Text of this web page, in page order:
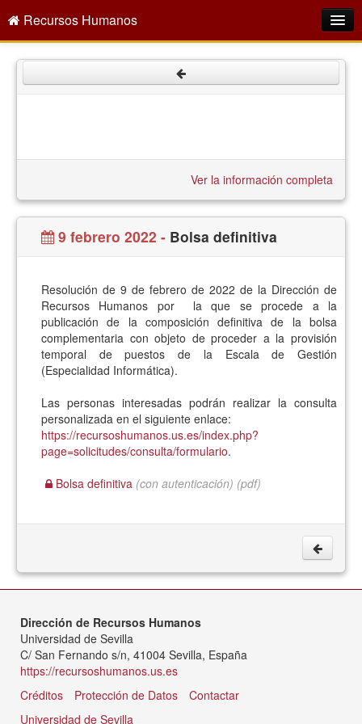
Recursos Humanos
Directorio
Buscar
Ver la información completa
9 febrero 2022 - Bolsa definitiva
Resolución de 9 de febrero de 2022 de la Dirección de
Recursos Humanos por la que se procede a la
publicación de la composición definitiva de la bolsa
complementaria con objeto de proceder a la provisión
temporal de puestos de la Escala de Gestión
(Especialidad Informática).
Las personas interesadas podrán realizar la consulta
personalizada en el siguiente enlace:
https://recursoshumanos.us.es/index.php?
page=solicitudes/consulta/formulario.
Bolsa definitiva (con autenticación) (pdf)
Dirección de Recursos Humanos
Universidad de Sevilla
C/ San Fernando s/n, 41004 Sevilla, España
https://recursoshumanos.us.es
Créditos
Protección de Datos
Contactar
Universidad de Sevilla